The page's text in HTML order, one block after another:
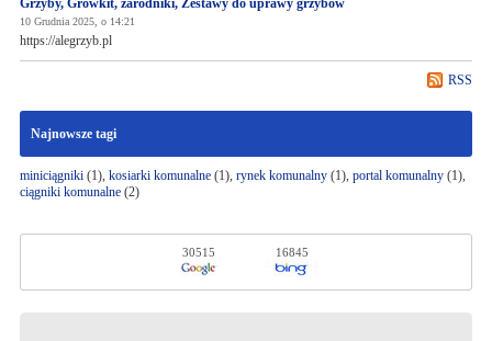
Grzyby, Growkit, zarodniki, Zestawy do uprawy grzybów
10 Grudnia 2025, o 14:21
https://alegrzyb.pl
RSS
Najnowsze tagi
miniciągniki(1), kosiarki komunalne(1), rynek komunalny(1), portal komunalny(1),
ciągniki komunalne(2)
30515 16845